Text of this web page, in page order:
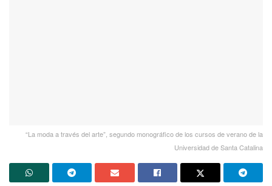
“La moda a través del arte”, segundo monográfico de los cursos de verano de la
Universidad de Santa Catalina